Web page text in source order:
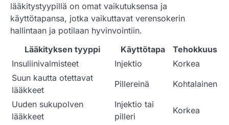
lääkitystyypillä on omat vaikutuksensa ja
käyttötapansa, jotka vaikuttavat verensokerin
hallintaan ja potilaan hyvinvointiin.
Lääkityksen tyyppi
Käyttötapa
Tehokkuus
Insuliinivalmisteet
Injektio
Korkea
Suun kautta otettavat
lääkkeet
Pillereinä
Kohtalainen
Uuden sukupolven
lääkkeet
Injektio tai
pilleri
Korkea